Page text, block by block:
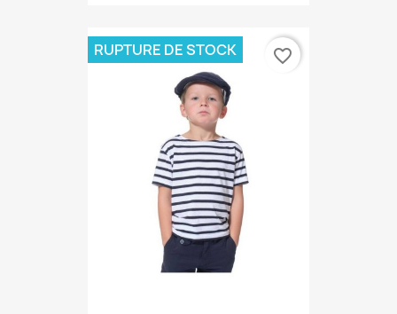
RUPTURE DE STOCK favorite_border